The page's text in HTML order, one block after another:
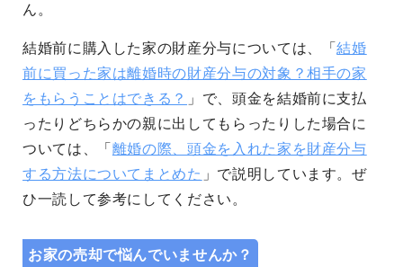
ん。
結婚前に購入した家の財産分与については、「結婚
前に買った家は離婚時の財産分与の対象？相手の家
をもらうことはできる？ 」で、頭金を結婚前に支払
ったりどちらかの親に出してもらったりした場合に
ついては、「 離婚の際、頭金を入れた家を財産分与
する方法についてまとめた 」で説明しています。ぜ
ひ一読して参考にしてください。
お家の売却で悩んでいませんか？